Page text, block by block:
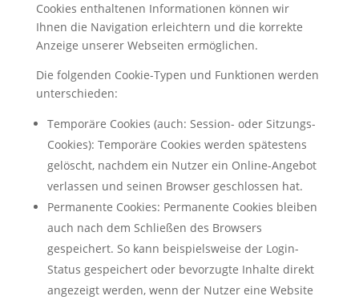
Cookies enthaltenen Informationen können wir
Ihnen die Navigation erleichtern und die korrekte
Anzeige unserer Webseiten ermöglichen.
Die folgenden Cookie-Typen und Funktionen werden
unterschieden:
Temporäre Cookies (auch: Session- oder Sitzungs-
Cookies): Temporäre Cookies werden spätestens
gelöscht, nachdem ein Nutzer ein Online-Angebot
verlassen und seinen Browser geschlossen hat.
Permanente Cookies: Permanente Cookies bleiben
auch nach dem Schließen des Browsers
gespeichert. So kann beispielsweise der Login-
Status gespeichert oder bevorzugte Inhalte direkt
angezeigt werden, wenn der Nutzer eine Website